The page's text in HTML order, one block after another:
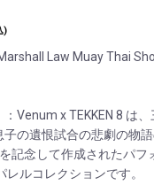
)
Law Muay Thai
：Venum x TEKKEN 8 は
の遺恨試合の悲劇の物
記念して作成されたパフ
ルコレクションです。